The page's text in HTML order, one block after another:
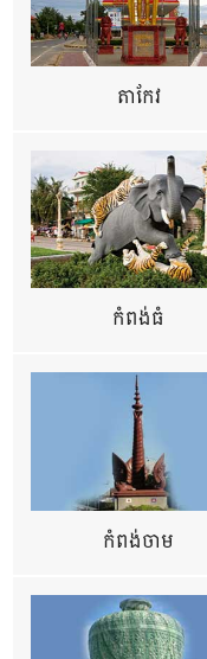
តាកែវ
កំពង់ធំ
កំពង់ចាម